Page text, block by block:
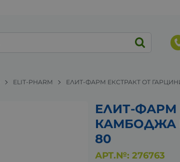
ELIT-PHARM ЕЛИТ-ФАРМ ЕКСТРАКТ ОТ
ЕЛИТ-ФАРМ
КАМБОДЖА
80
АРТ.№: 276763